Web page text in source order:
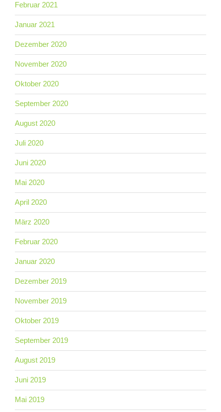
Februar 2021
Januar 2021
Dezember 2020
November 2020
Oktober 2020
September 2020
August 2020
Juli 2020
Juni 2020
Mai 2020
April 2020
März 2020
Februar 2020
Januar 2020
Dezember 2019
November 2019
Oktober 2019
September 2019
August 2019
Juni 2019
Mai 2019